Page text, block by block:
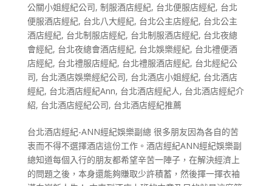
公關小姐經紀公司, 制服酒店經紀, 台北便服店經紀, 台北
便服酒店經紀, 台北八大經紀, 台北公主店經紀, 台北公主
酒店經紀, 台北制服店經紀, 台北制服酒店經紀, 台北夜總
會經紀, 台北夜總會酒店經紀, 台北娛樂經紀, 台北禮便酒
店經紀, 台北禮服店經紀, 台北禮服酒店經紀, 台北經紀公
司, 台北酒店娛樂經紀公司, 台北酒店小姐經紀, 台北酒店
經紀, 台北酒店經紀Ann, 台北酒店經紀人, 台北酒店經紀介
紹, 台北酒店經紀公司, 台北酒店經紀推薦
台北酒店經紀-ANN經紀娛樂副總 很多朋友因為各自的苦
衷而不得不選擇酒店這份工作。酒店經紀ANN經紀娛樂副
總知道每個入行的朋友都希望辛苦一陣子，在解決經濟上
的問題之後，本身還能夠賺取少許積蓄，然後揮一揮衣袖